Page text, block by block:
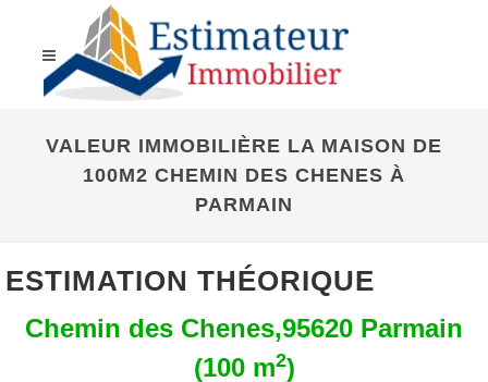
VALEUR IMMOBILIÈRE LA MAISON DE
100M2 CHEMIN DES CHENES À
PARMAIN
ESTIMATION THÉORIQUE
Chemin des Chenes,95620 Parmain
(100 m2)